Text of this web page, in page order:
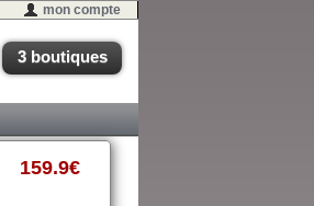
mon compte
3 boutiques
159.9€